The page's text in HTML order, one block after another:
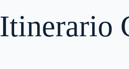
Itinerario